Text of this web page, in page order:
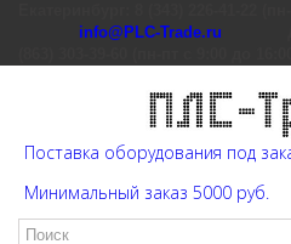
info@PLC-Trade.ru
Поставка оборудования под
Минимальный заказ 5000 руб.